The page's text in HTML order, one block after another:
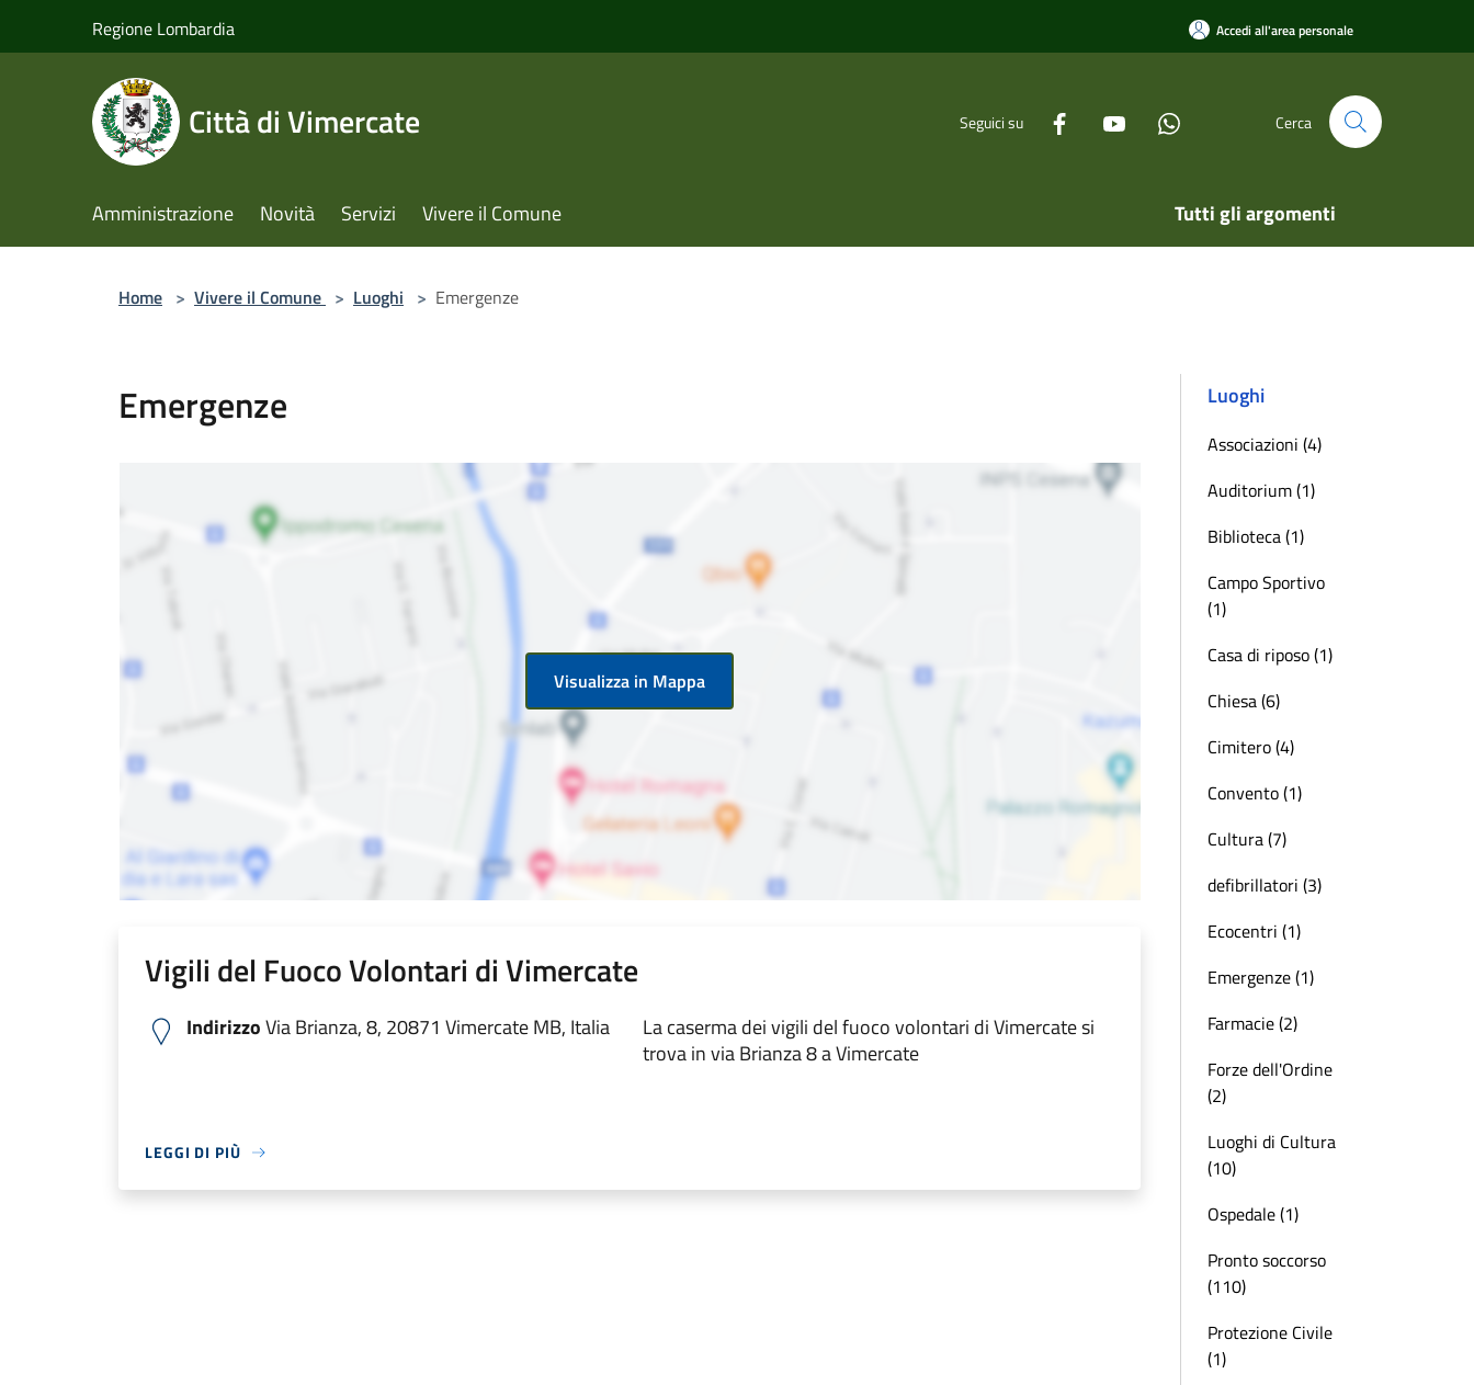
Regione Lombardia Accedi all'area personale
Città di Vimercate Seguici su Cerca
Amministrazione Novità Servizi Vivere il Comune Tutti gli argomenti
Home > Vivere il Comune > Luoghi > Emergenze
Emergenze
Visualizza in Mappa
Vigili del Fuoco Volontari di Vimercate
IndirizzoVia Brianza, 8, 20871 Vimercate MB, Italia
La caserma dei vigili del fuoco volontari di Vimercate si
trova in via Brianza 8 a Vimercate
LEGGI DI PIÙ
Luoghi
Associazioni (4)
Auditorium (1)
Biblioteca (1)
Campo Sportivo
(1)
Casa di riposo (1)
Chiesa (6)
Cimitero (4)
Convento (1)
Cultura (7)
defibrillatori (3)
Ecocentri (1)
Emergenze (1)
Farmacie (2)
Forze dell'Ordine
(2)
Luoghi di Cultura
(10)
Ospedale (1)
Pronto soccorso
(110)
Protezione Civile
(1)